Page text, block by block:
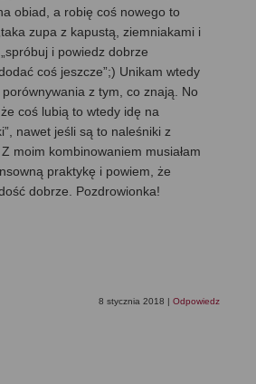
obiad, a robię coś nowego to
zupa z kapustą, ziemniakami i
i powiedz dobrze
coś jeszcze”;) Unikam wtedy
z tym, co znają. No
coś lubią to wtedy idę na
nawet jeśli są to naleśniki z
moim kombinowaniem musiałam
praktykę i powiem, że
dobrze. Pozdrowionka!
8 stycznia 2018 | Odpowiedz